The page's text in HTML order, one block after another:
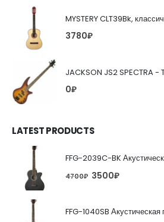
MYSTERY CLT39Bk,
3780₽
0₽
LATEST PRODUCTS
FFG-2039C-BK
4700₽ 3500₽